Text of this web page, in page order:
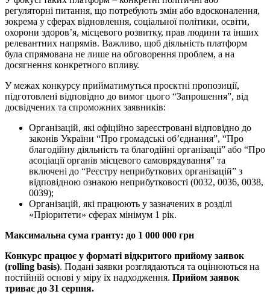
регуляторні питання, що потребують змін або вдосконалення,
зокрема у сферах відновлення, соціальної політики, освіти,
охорони здоров’я, місцевого розвитку, прав людини та інших
релевантних напрямів. Важливо, щоб діяльність платформ
була спрямована не лише на обговорення проблем, а на
досягнення конкретного впливу.
У межах конкурсу прийматимуться проєктні пропозиції,
підготовлені відповідно до вимог цього “Запрошення”, від
досвідчених та спроможних заявників:
Організацій, які офіційно зареєстровані відповідно до
законів України “Про громадські об’єднання”, “Про
благодійну діяльність та благодійні організації” або “Про
асоціації органів місцевого самоврядування” та
включені до “Реєстру неприбуткових організацій” з
відповідною ознакою неприбутковості (0032, 0036, 0038,
0039);
Організацій, які працюють у зазначених в розділі
«Пріоритети» сферах мінімум 1 рік.
Максимальна сума гранту: до 1 000 000 грн
Конкурс працює у форматі відкритого прийому заявок
(rolling basis). Подані заявки розглядаються та оцінюються на
постійній основі у міру їх надходження. Прийом заявок
триває до 31 серпня.